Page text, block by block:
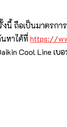
ถือเป็นมาตรก
หาได้ที่https://
Cool Line เ